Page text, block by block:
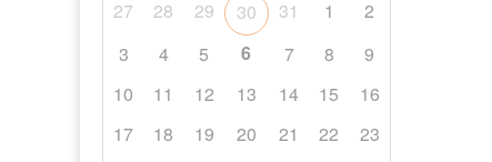
27
28 29 30 31 1
2
3
4 5 6 7 8
9
10
11 12 13 14 15
16
17
18 19 20 21 22
23